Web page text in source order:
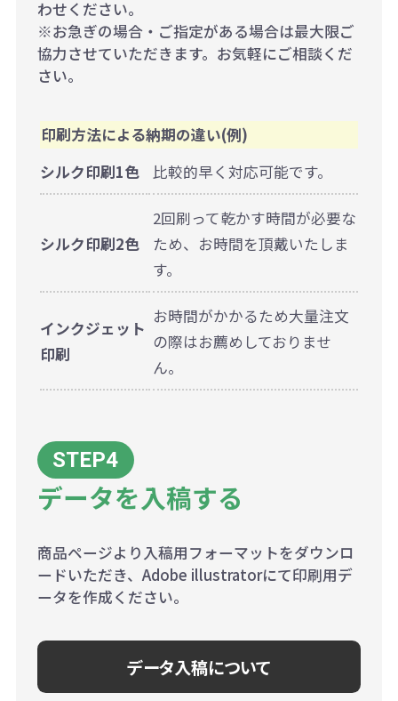
わせください。
※お急ぎの場合・ご指定がある場合は最大限ご
協力させていただきます。お気軽にご相談くだ
さい。
印刷方法による納期の違い(例)
シルク印刷1色
比較的早く対応可能です。
シルク印刷2色
2回刷って乾かす時間が必要な
ため、お時間を頂戴いたしま
す。
インクジェット
印刷
お時間がかかるため大量注文
の際はお薦めしておりませ
ん。
データを入稿する
商品ページより入稿用フォーマットをダウンロ
ードいただき、Adobe illustratorにて印刷用デ
ータを作成ください。
データ入稿について